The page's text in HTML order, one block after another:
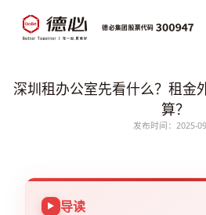
深圳租办公室先看什么？租金
算？
发布时间：2025-
导读